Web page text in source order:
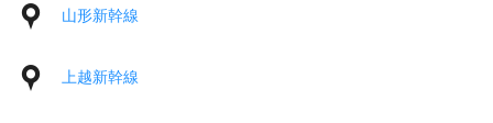
山形新幹線
上越新幹線